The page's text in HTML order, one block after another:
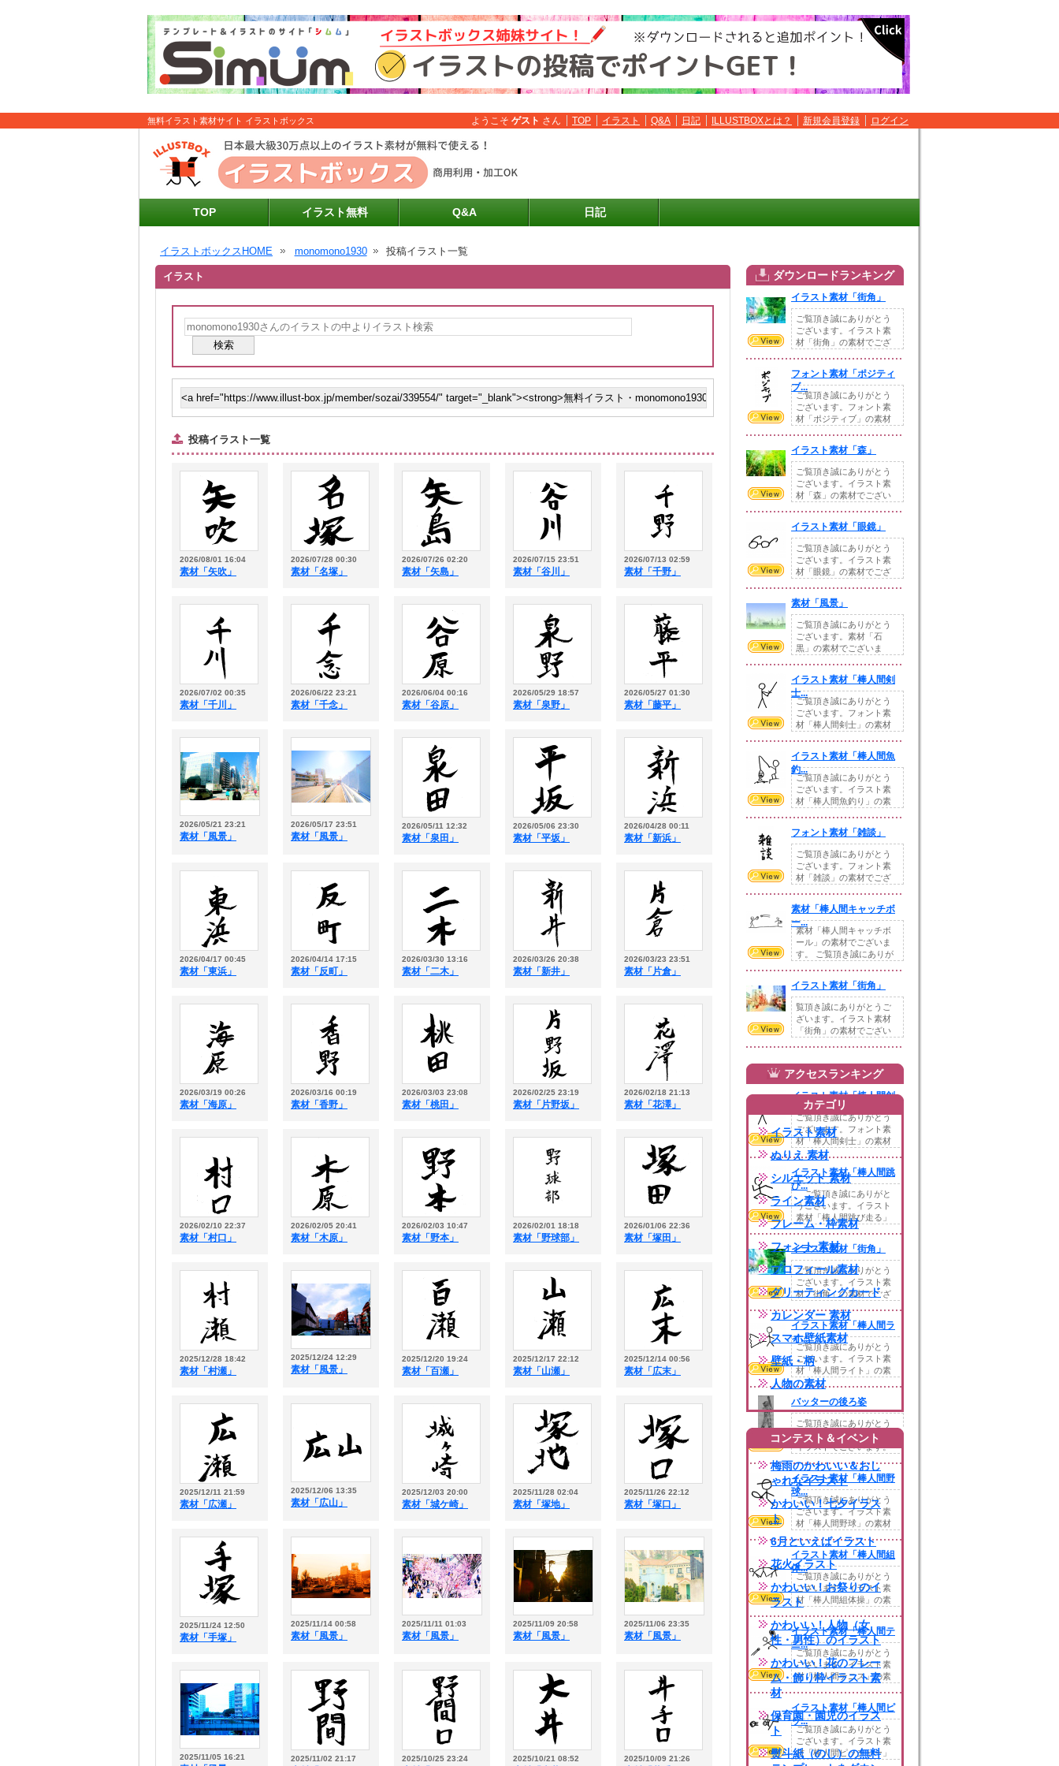
無料イラスト素材サイト イラストボックス ようこそ ゲスト さん TOP イラスト Q&A 日記 ILLUSTBOXとは？ 新規会員登録 ログイン
TOP イラスト無料 Q&A 日記
イラストボックスHOME monomono1930 投稿イラスト一覧
イラスト
投稿イラスト一覧
2026/08/01 16:04
素材「矢吹」
2026/07/28 00:30
素材「名塚」
2026/07/26 02:20
素材「矢島」
2026/07/15 23:51
素材「谷川」
2026/07/13 02:59
素材「千野」
2026/07/02 00:35
素材「千川」
2026/06/22 23:21
素材「千念」
2026/06/04 00:16
素材「谷原」
2026/05/29 18:57
素材「泉野」
2026/05/27 01:30
素材「藤平」
2026/05/21 23:21
素材「風景」
2026/05/17 23:51
素材「風景」
2026/05/11 12:32
素材「泉田」
2026/05/06 23:30
素材「平坂」
2026/04/28 00:11
素材「新浜」
2026/04/17 00:45
素材「東浜」
2026/04/14 17:15
素材「反町」
2026/03/30 13:16
素材「二木」
2026/03/26 20:38
素材「新井」
2026/03/23 23:51
素材「片倉」
2026/03/19 00:26
素材「海原」
2026/03/16 00:19
素材「香野」
2026/03/03 23:08
素材「桃田」
2026/02/25 23:19
素材「片野坂」
2026/02/18 21:13
素材「花澤」
2026/02/10 22:37
素材「村口」
2026/02/05 20:41
素材「木原」
2026/02/03 10:47
素材「野本」
2026/02/01 18:18
素材「野球部」
2026/01/06 22:36
素材「塚田」
2025/12/28 18:42
素材「村瀬」
2025/12/24 12:29
素材「風景」
2025/12/20 19:24
素材「百瀬」
2025/12/17 22:12
素材「山瀬」
2025/12/14 00:56
素材「広末」
2025/12/11 21:59
素材「広瀬」
2025/12/06 13:35
素材「広山」
2025/12/03 20:00
素材「城ケ崎」
2025/11/28 02:04
素材「塚地」
2025/11/26 22:12
素材「塚口」
2025/11/24 12:50
素材「手塚」
2025/11/14 00:58
素材「風景」
2025/11/11 01:03
素材「風景」
2025/11/09 20:58
素材「風景」
2025/11/06 23:35
素材「風景」
2025/11/05 16:21 2025/11/02 21:17 2025/10/25 23:24 2025/10/21 08:52 2025/10/09 21:26
ダウンロードランキング
イラスト素材「街角」
ご覧頂き誠にありがとう
ございます。イラスト素
材「街角」の素材でござ
フォント素材「ポジティ
ブ...
ご覧頂き誠にありがとう
ございます。フォント素
材「ポジティブ」の素材
イラスト素材「森」
ご覧頂き誠にありがとう
ございます。イラスト素
材「森」の素材でござい
イラスト素材「眼鏡」
ご覧頂き誠にありがとう
ございます。イラスト素
材「眼鏡」の素材でござ
素材「風景」
ご覧頂き誠にありがとう
ございます。素材「石
黒」の素材でございま
イラスト素材「棒人間剣
士...
ご覧頂き誠にありがとう
ございます。フォント素
材「棒人間剣士」の素材
イラスト素材「棒人間魚
釣...
ご覧頂き誠にありがとう
ございます。イラスト素
材「棒人間魚釣り」の素
フォント素材「雑談」
ご覧頂き誠にありがとう
ございます。フォント素
材「雑談」の素材でござ
素材「棒人間キャッチボ
ー...
素材「棒人間キャッチボ
ール」の素材でございま
す。 ご覧頂き誠にありが
イラスト素材「街角」
覧頂き誠にありがとうご
ざいます。イラスト素材
「街角」の素材でござい
アクセスランキング
イラスト素材「棒人間剣
士...
ご覧頂き誠にありがとう
ございます。フォント素
材「棒人間剣士」の素材
でございます。今回...
イラスト素材「棒人間跳
び...
ご覧頂き誠にありがと
うございます。イラスト
素材「棒人間跳び走る」
の素材でございます...
イラスト素材「街角」
ご覧頂き誠にありがとう
ございます。イラスト素
材「街角」の素材でござ
イラスト素材「棒人間ラ
イ...
ご覧頂き誠にありがとう
ございます。イラスト素
材「棒人間ライト」の素
材でございます。今...
バッターの後ろ姿
ご覧頂き誠にありがとう
ございます。バッターの
イラストでございます。
イラスト素材「棒人間野
球...
ご覧頂き誠にありがとう
ございます。イラスト素
材「棒人間野球」の素材
でございます。今回...
イラスト素材「棒人間組
体...
ご覧頂き誠にありがとう
ございます。イラスト素
材「棒人間組体操」の素
イラスト素材「棒人間テ
ニ...
ご覧頂き誠にありがとう
ございます。イラスト素
材「棒人間テニス」の素
イラスト素材「棒人間ピ
ッ...
ご覧頂き誠にありがとう
ございます。イラスト素
材「棒人間ピッチャー」
カテゴリ
イラスト素材
ぬりえ 素材
シルエット 素材
ライン素材
フレーム・枠素材
フォント 素材
プロフィール素材
グリーティングカード
カレンダー 素材
スマホ壁紙素材
壁紙・柄
人物の素材
コンテスト＆イベント
梅雨のかわいい＆おし
ゃれなイラスト
かわいい！七夕イラス
ト
6月といえばイラスト
花火イラスト
かわいい！お祭りのイ
ラスト
かわいい！人物（女
性・男性）のイラスト
かわいい！花のフレー
ム・飾り枠イラスト素
材
保育園・園児のイラス
ト
熨斗紙（のし）の無料